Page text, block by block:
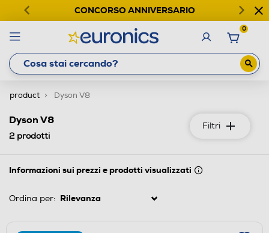
CONCORSO ANNIVERSARIO
0
product Dyson V8
Filtri
Dyson V8
2prodotti
Informazioni sui prezzi e prodotti visualizzati
Ordina per: